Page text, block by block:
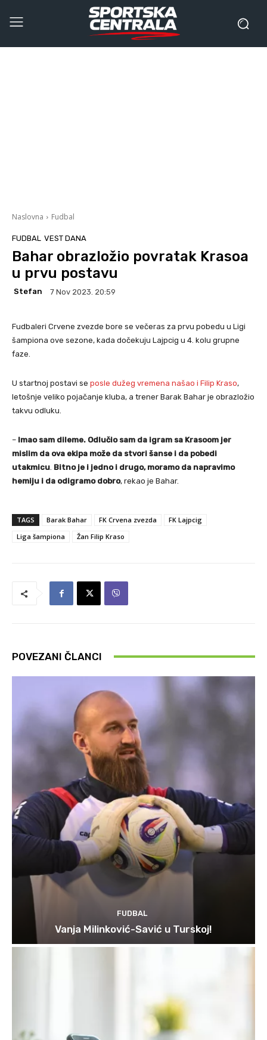
Naslovna Fudbal
FUDBAL VEST DANA
Bahar obrazložio povratak Krasoa
u prvu postavu
Stefan 7 Nov 2023. 20:59
Fudbaleri Crvene zvezde bore se večeras za prvu pobedu u Ligi
šampiona ove sezone, kada dočekuju Lajpcig u 4. kolu grupne
faze.
U startnoj postavi se posle dužeg vremena našao i Filip Kraso,
letošnje veliko pojačanje kluba, a trener Barak Bahar je obrazložio
takvu odluku.
– Imao sam dileme. Odlučio sam da igram sa Krasoom jer
mislim da ova ekipa može da stvori šanse i da pobedi
utakmicu Bitno je i jedno i drugo, moramo da napravimo
hemiju i da odigramo dobro, rekao je Bahar.
TAGS Barak Bahar FK Crvena zvezda
FK Lajpcig
Liga šampiona
Žan Filip Kraso
POVEZANI ČLANCI
FUDBAL
Vanja Milinković-Savić u Turskoj!